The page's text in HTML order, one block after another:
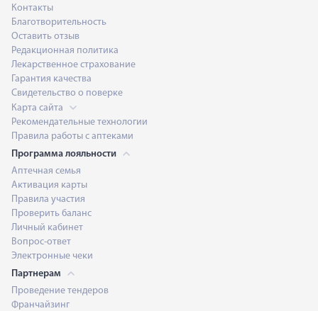
Контакты
Благотворительность
Оставить отзыв
Редакционная политика
Лекарственное страхование
Гарантия качества
Свидетельство о поверке
Карта сайта
Рекомендательные технологии
Правила работы с аптеками
Программа лояльности
Аптечная семья
Активация карты
Правила участия
Проверить баланс
Личный кабинет
Вопрос-ответ
Электронные чеки
Партнерам
Проведение тендеров
Франчайзинг